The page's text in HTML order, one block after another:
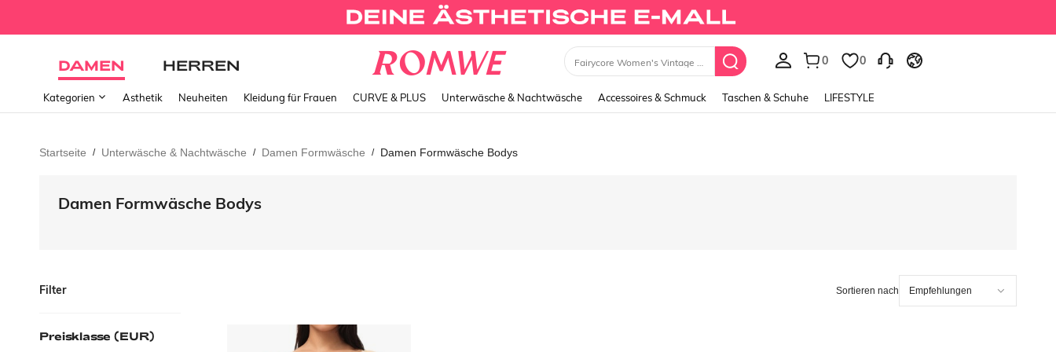
DAMEN HERREN 0 0
Kategorien Ästhetik Neuheiten Kleidung für Frauen CURVE & PLUS Unterwäsche & Nachtwäsche Accessoires & Schmuck Taschen & Schuhe LIFESTYLE
Startseite / Unterwäsche & Nachtwäsche / Damen Formwäsche / Damen Formwäsche Bodys
Damen Formwäsche Bodys
Filter
Preisklasse (EUR)
Sortieren nach